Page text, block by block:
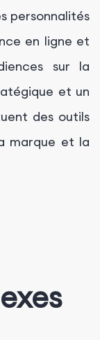
personnalités
en ligne et
sur la
et un
des outils
marque et la